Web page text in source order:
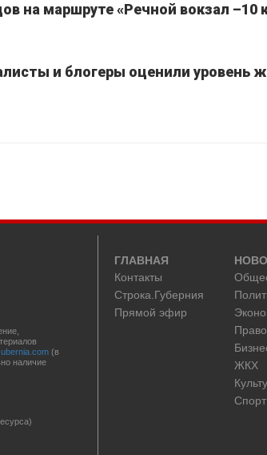
на маршруте «Речной вокзал –10
и блогеры оценили уровень
(в
наличие
ГЛАВНАЯ
Контакты
Строка.Губерния
Прямой эфир
ЖКХ
Спорт